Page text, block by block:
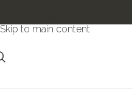
Skip to main content